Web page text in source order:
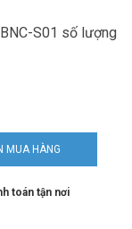
S01 số lượng
MUA HÀNG
toán tận nơi